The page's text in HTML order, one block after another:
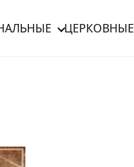
ЦЕРКОВНЫЕ